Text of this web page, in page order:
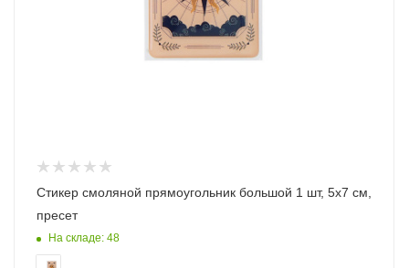
Стикер смоляной прямоугольник большой 1 шт, 5х7 см,
пресет
На складе: 48